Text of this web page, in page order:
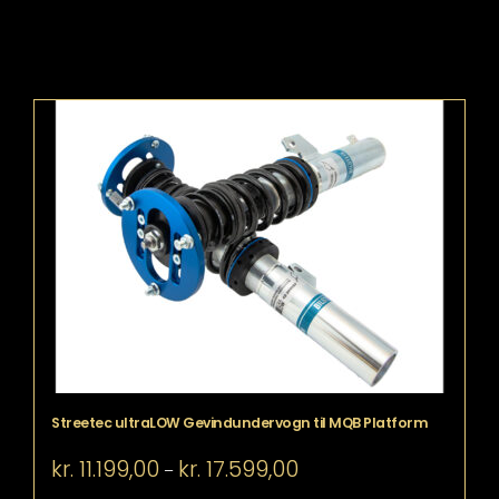
Streetec ultraLOW Gevindundervogn til MQB Platform
kr. 11.199,00 – kr. 17.599,00